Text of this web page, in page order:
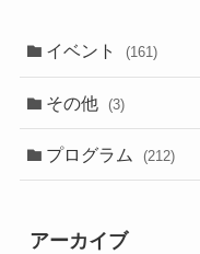
イベント (161)
その他 (3)
プログラム (212)
アーカイブ